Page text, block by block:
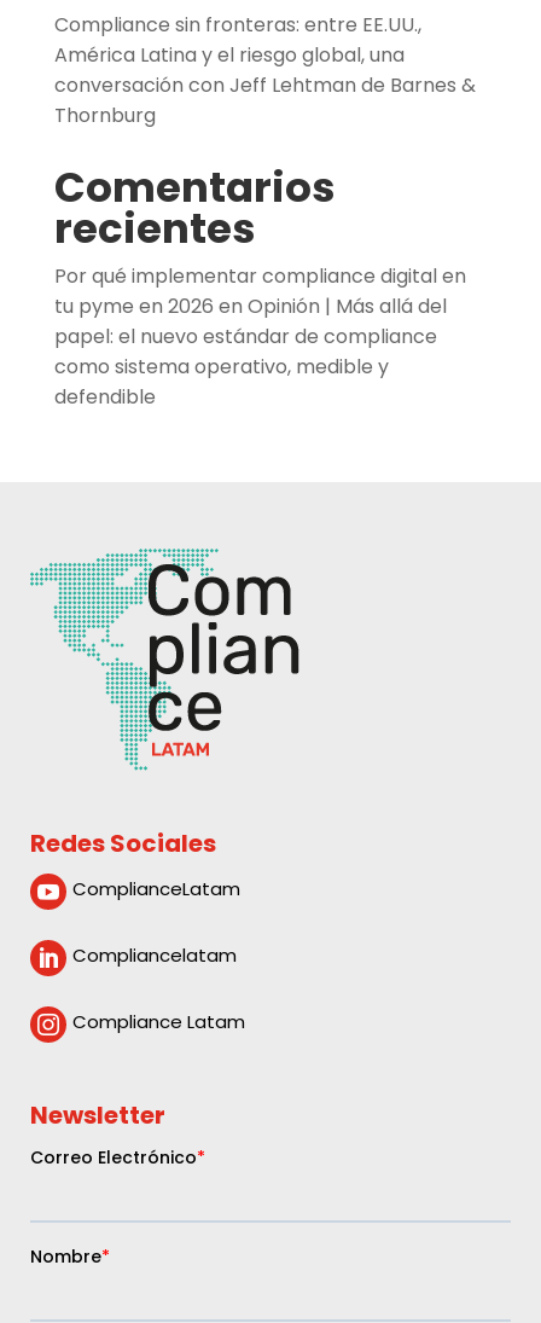
Compliance sin fronteras: entre EE.UU.,
América Latina y el riesgo global, una
conversación con Jeff Lehtman de Barnes &
Thornburg
Comentarios
recientes
Por qué implementar compliance digital en
tu pyme en 2026 en Opinión | Más allá del
papel: el nuevo estándar de compliance
como sistema operativo, medible y
defendible
Redes Sociales
 ComplianceLatam
 Compliancelatam
 Compliance Latam
Newsletter